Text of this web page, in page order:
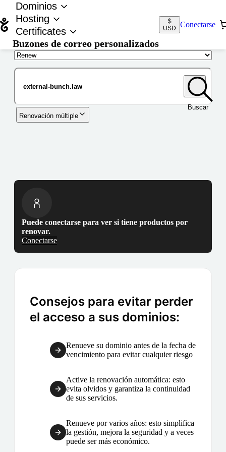
Dominios
Hosting
Certificates
Buzones de correo personalizados
$
USD
Conectarse
Buscar
Renovación múltiple
Puede conectarse para ver si tiene productos por
renovar.
Conectarse
Consejos para evitar perder
el acceso a sus dominios:
Renueve su dominio antes de la fecha de
vencimiento para evitar cualquier riesgo
Active la renovación automática: esto
evita olvidos y garantiza la continuidad
de sus servicios.
Renueve por varios años: esto simplifica
la gestión, mejora la seguridad y a veces
puede ser más económico.